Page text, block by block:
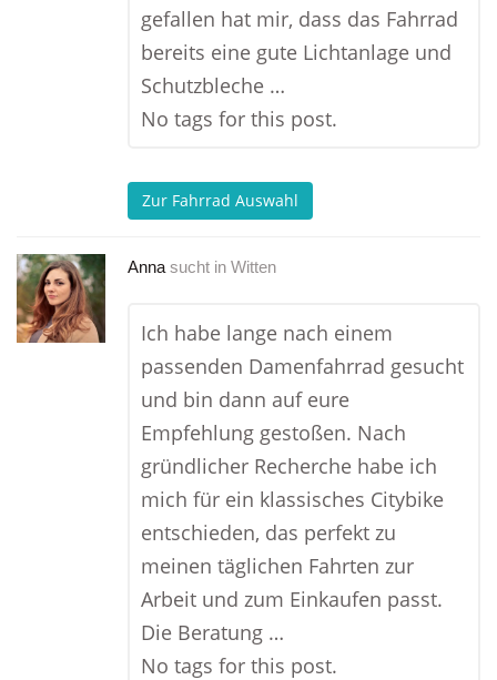
gefallen hat mir, dass das Fahrrad
bereits eine gute Lichtanlage und
Schutzbleche …
No tags for this post.
Zur Fahrrad Auswahl
Anna sucht in Witten
Ich habe lange nach einem
passenden Damenfahrrad gesucht
und bin dann auf eure
Empfehlung gestoßen. Nach
gründlicher Recherche habe ich
mich für ein klassisches Citybike
entschieden, das perfekt zu
meinen täglichen Fahrten zur
Arbeit und zum Einkaufen passt.
Die Beratung …
No tags for this post.